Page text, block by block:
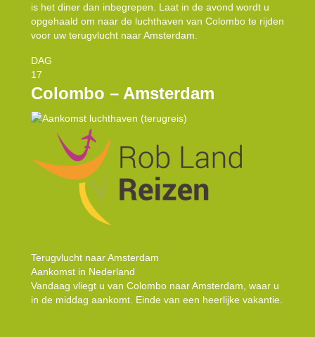
is het diner dan inbegrepen. Laat in de avond wordt u
opgehaald om naar de luchthaven van Colombo te rijden
voor uw terugvlucht naar Amsterdam.
DAG
17
Colombo – Amsterdam
Terugvlucht naar Amsterdam
Aankomst in Nederland
Vandaag vliegt u van Colombo naar Amsterdam, waar u
in de middag aankomt. Einde van een heerlijke vakantie.